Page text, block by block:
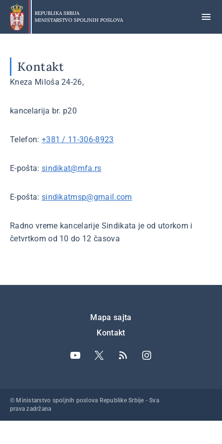
Preskoči
glavni
deo
REPUBLIKA SRBIJA
MINISTARSTVO SPOLJNIH POSLOVA
Kontakt
Kneza Miloša 24-26,
kancelarija br. p20
Telefon: +381 / 11-306-8923
E-pošta: sindikat@mfa.rs
E-pošta: sindikatmsp@gmail.com
Radno vreme kancelarije Sindikata je od utorkom i
četvrtkom od 10 do 12 časova
Mapa sajta
Kontakt
© Ministarstvo spoljnih poslova Republike Srbije - Sva
prava zadržana